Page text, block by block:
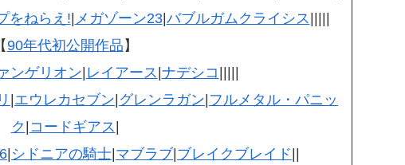
をねらえ!| メガゾーン23|バブルガムクライシス |||||
【90年代初公開作品 】
ンゲリオン| レイアース |ナデシコ |||||
|エウレカセブン| グレンラガン| フルメタル・パニッ
ク | コードギアス |
| シドニアの騎士|マブラブ|ブレイクブレイド||